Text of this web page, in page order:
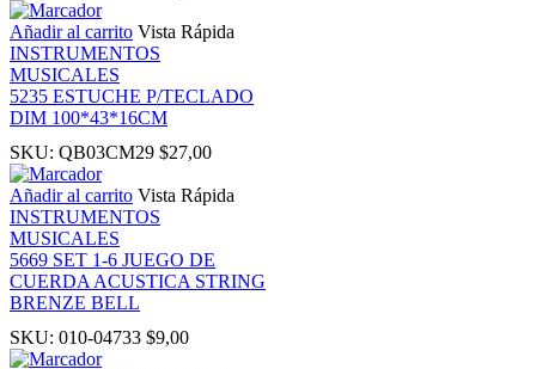
Añadir al carrito Vista Rápida
INSTRUMENTOS
MUSICALES
5235 ESTUCHE P/TECLADO
DIM 100*43*16CM
SKU: QB03CM29 $27,00
Añadir al carrito Vista Rápida
INSTRUMENTOS
MUSICALES
5669 SET 1-6 JUEGO DE
CUERDA ACUSTICA STRING
BRENZE BELL
SKU: 010-04733 $9,00